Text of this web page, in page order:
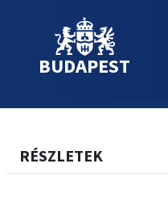
BUDAPEST
RÉSZLETEK